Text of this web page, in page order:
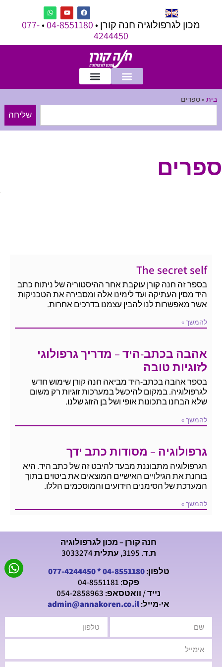
מכון לגרפולוגיה חנה קורן •04-8551180
•
077-
4244450
בית »ספרים
שליחה
ספרים
The secret self
בספר זה חנה קורן עוקבת אחר ההיסטוריה של ניתוח כתב
היד מסין העתיקה ועד לימינו אלה ומסבירה את הטכניקות
אשר מאפשרות לנו להבין עצמנו בדרכים אחרות.
להמשך »
אהבה בכתב-היד – מדריך גרפולוגי
לזוגיות טובה
בספר אהבה בכתב-היד מביאה חנה קורן שימוש חדש
לגרפולוגיה. במקום להיכשל במערכות זוגיות רק משום
שלא הבחנו בתכונות אופי ושל בן הזוג שלנו.
להמשך »
גרפולוגיה – מסודות כתב ידך
הגרפולוגיה מתבוננת מבעד להיבט זה של כתב היד. היא
בוחנת את הגילויים האישיים המוצאים את ביטוים בתוך
המערכת של הסימנים הידועים והמוסכמים הללו.
להמשך »
חנה קורן – מכון לגרפולוגיה
ת.ד. 3195, עתלית 3033274
טלפון:04-8551180
*
077-4244450
פקס: 04-8551181
נייד / וואטסאפ: 054-2858963
אי-מייל:admin@annakoren.co.il